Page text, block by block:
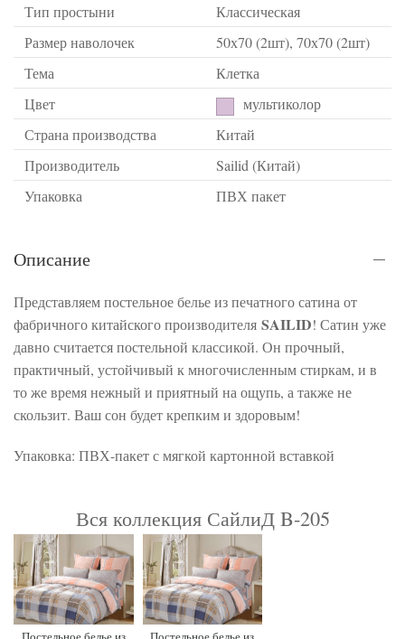
Тип простыни
Классическая
Размер наволочек
50х70 (2шт), 70х70 (2шт)
Тема
Клетка
Цвет
мультиколор
Страна производства
Китай
Производитель
Sailid (Китай)
Упаковка
ПВХ пакет
Описание
Представляем постельное белье из печатного сатина от
фабричного китайского производителя SAILID! Сатин уже
давно считается постельной классикой. Он прочный,
практичный, устойчивый к многочисленным стиркам, и в
то же время нежный и приятный на ощупь, а также не
скользит. Ваш сон будет крепким и здоровым!
Упаковка: ПВХ-пакет с мягкой картонной вставкой
Вся коллекция СайлиД B-205